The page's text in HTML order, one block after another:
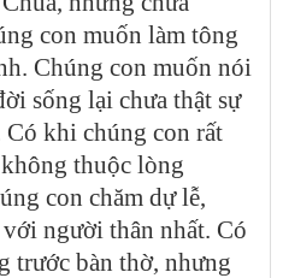
con muốn làm tông
Chúng con muốn nói
sống lại chưa thật sự
khi chúng con rất
thuộc lòng
con chăm dự lễ,
người thân nhất. Có
trước bàn thờ, nhưng